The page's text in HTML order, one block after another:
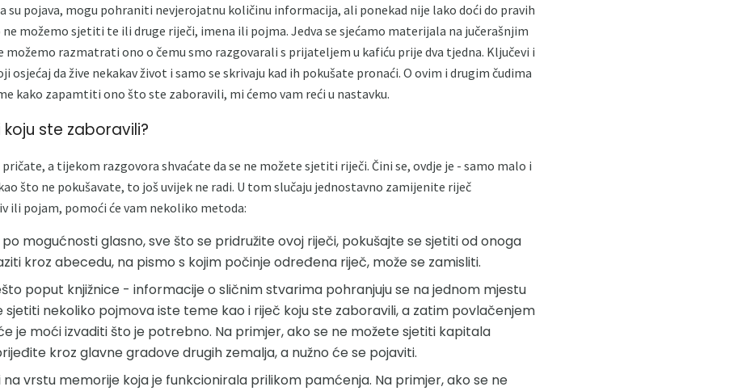
su pojava, mogu pohraniti nevjerojatnu količinu informacija, ali ponekad nije lako doći do pravih
možemo sjetiti te ili druge riječi, imena ili pojma. Jedva se sjećamo materijala na jučerašnjim
možemo razmatrati ono o čemu smo razgovarali s prijateljem u kafiću prije dva tjedna. Ključevi i
osjećaj da žive nekakav život i samo se skrivaju kad ih pokušate pronaći. O ovim i drugim čudima
kako zapamtiti ono što ste zaboravili, mi ćemo vam reći u nastavku.
ste zaboravili?
a tijekom razgovora shvaćate da se ne možete sjetiti riječi. Čini se, ovdje je - samo malo i
što ne pokušavate, to još uvijek ne radi. U tom slučaju jednostavno zamijenite riječ
ili pojam, pomoći će vam nekoliko metoda:
mogućnosti glasno, sve što se pridružite ovoj riječi, pokušajte se sjetiti od onoga
kroz abecedu, na pismo s kojim počinje određena riječ, može se zamisliti.
poput knjižnice - informacije o sličnim stvarima pohranjuju se na jednom mjestu
sjetiti nekoliko pojmova iste teme kao i riječ koju ste zaboravili, a zatim povlačenjem
je moći izvaditi što je potrebno. Na primjer, ako se ne možete sjetiti kapitala
kroz glavne gradove drugih zemalja, a nužno će se pojaviti.
na vrstu memorije koja je funkcionirala prilikom pamćenja. Na primjer, ako se ne